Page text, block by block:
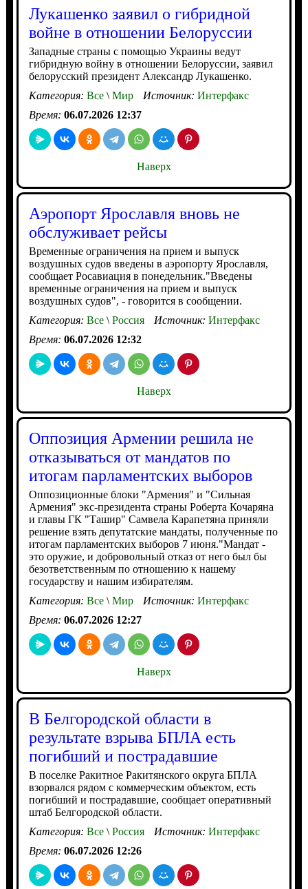
Лукашенко заявил о гибридной
войне в отношении Белоруссии
Западные страны с помощью Украины ведут
гибридную войну в отношении Белоруссии, заявил
белорусский президент Александр Лукашенко.
Категория: Все\Мир Источник: Интерфакс
Время: 06.07.2026 12:37
Наверх
Аэропорт Ярославля вновь не
обслуживает рейсы
Временные ограничения на прием и выпуск
воздушных судов введены в аэропорту Ярославля,
сообщает Росавиация в понедельник."Введены
временные ограничения на прием и выпуск
воздушных судов", - говорится в сообщении.
Категория: Все\Россия Источник: Интерфакс
Время: 06.07.2026 12:32
Наверх
Оппозиция Армении решила не
отказываться от мандатов по
итогам парламентских выборов
Оппозиционные блоки "Армения" и "Сильная
Армения" экс-президента страны Роберта Кочаряна
и главы ГК "Ташир" Самвела Карапетяна приняли
решение взять депутатские мандаты, полученные по
итогам парламентских выборов 7 июня."Мандат -
это оружие, и добровольный отказ от него был бы
безответственным по отношению к нашему
государству и нашим избирателям.
Категория: Все\Мир Источник: Интерфакс
Время: 06.07.2026 12:27
Наверх
В Белгородской области в
результате взрыва БПЛА есть
погибший и пострадавшие
В поселке Ракитное Ракитянского округа БПЛА
взорвался рядом с коммерческим объектом, есть
погибший и пострадавшие, сообщает оперативный
штаб Белгородской области.
Категория: Все\Россия Источник: Интерфакс
Время: 06.07.2026 12:26